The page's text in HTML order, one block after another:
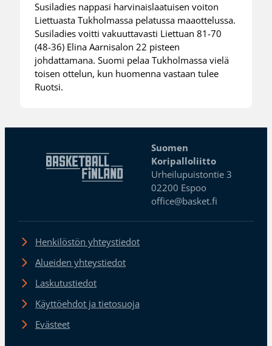
Susiladies nappasi harvinaislaatuisen voiton
Liettuasta Tukholmassa pelatussa maaottelussa.
Susiladies voitti vakuuttavasti Liettuan 81-70
(48-36) Elina Aarnisalon 22 pisteen
johdattamana. Suomi pelaa Tukholmassa vielä
toisen ottelun, kun huomenna vastaan tulee
Ruotsi.
Suomen
Koripalloliitto
Urheilupuistontie 3
02200 Espoo
office@basket.fi
Henkilöstön yhteystiedot
Alueiden yhteystiedot
Laskutustiedot
Käyttöehdot ja tietosuoja
Evästeet